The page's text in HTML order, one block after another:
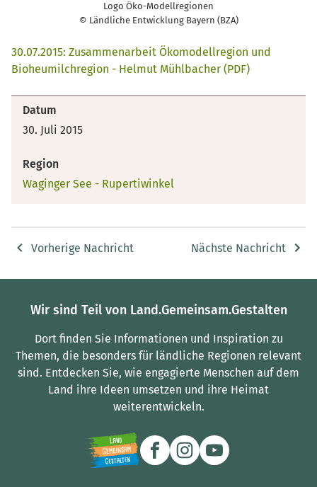
Logo Öko-Modellregionen
© Ländliche Entwicklung Bayern (BZA)
30.07.2015: Zusammenarbeit Ökomodellregion und
Bioheumilchregion - Helmut Mühlbacher (PDF)
Datum
30. Juli 2015
Region
Waginger See - Rupertiwinkel
Vorherige Nachricht Nächste Nachricht
Wir sind Teil von Land.Gemeinsam.Gestalten
Dort finden Sie Informationen und Inspiration zu
Themen, die besonders für ländliche Regionen relevant
sind. Entdecken Sie, wie engagierte Menschen auf dem
Land ihre Ideen umsetzen und ihre Heimat
weiterentwickeln.